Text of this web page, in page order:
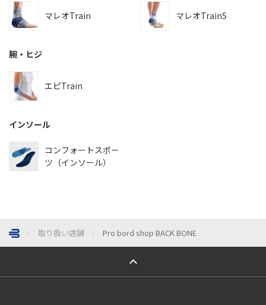
マレオTrain マレオTrainS
腕・ヒジ
エピTrain
インソール
コンフォートスポー
ツ（インソール）
取り扱い店舗 Pro bord shop BACK BONE
ページトップへ